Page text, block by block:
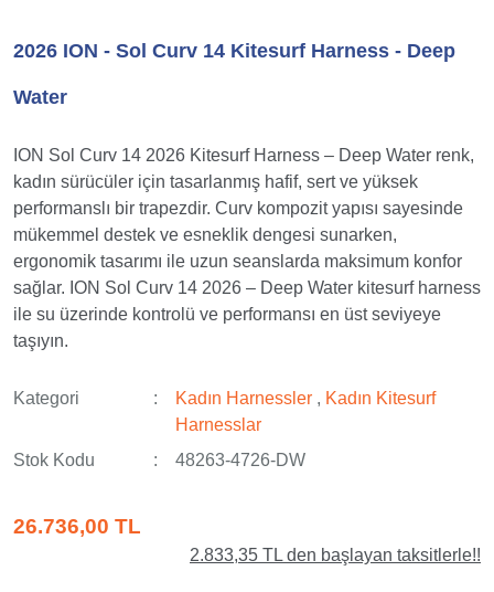
2026 ION - Sol Curv 14 Kitesurf Harness - Deep
Water
ION Sol Curv 14 2026 Kitesurf Harness – Deep Water renk,
kadın sürücüler için tasarlanmış hafif, sert ve yüksek
performanslı bir trapezdir. Curv kompozit yapısı sayesinde
mükemmel destek ve esneklik dengesi sunarken,
ergonomik tasarımı ile uzun seanslarda maksimum konfor
sağlar. ION Sol Curv 14 2026 – Deep Water kitesurf harness
ile su üzerinde kontrolü ve performansı en üst seviyeye
taşıyın.
Kategori Kadın Harnessler , Kadın Kitesurf
Harnesslar
Stok Kodu
48263-4726-DW
26.736,00 TL
2.833,35 TL den başlayan taksitlerle!!